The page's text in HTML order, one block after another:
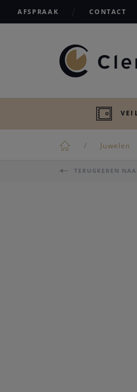
AFSPRAAK CONTACT
Juwelen
TERUGKEREN